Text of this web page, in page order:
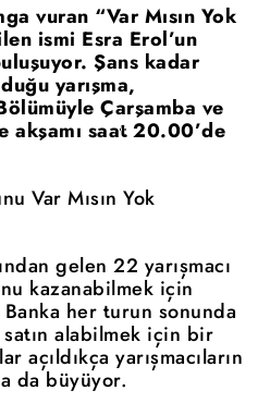
vuran “Var Mısın Yok
ismi Esra Erol’un
Şans kadar
yarışma,
Çarşamba ve
akşamı saat 20.00’de
Var Mısın Yok
gelen 22 yarışmacı
kazanabilmek için
Banka her turun sonunda
satın alabilmek için bir
yarışmacıların
da büyüyor.